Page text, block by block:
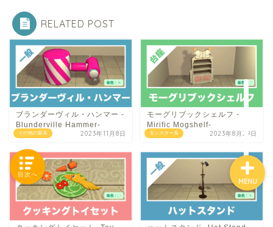
RELATED POST
その他の家具
ブランダーヴィル・ハンマー -
Blunderville Hammer-
2023年11月8日 モンスター系
モーグリブックシェルフ -
Mirific Mogshelf-
2023年8月29日
MENU
HOUSING COLLECTIONと
は
ご要望はコチラから
目次へ